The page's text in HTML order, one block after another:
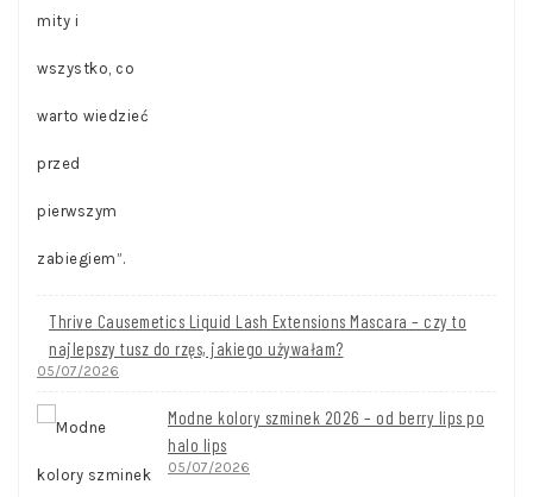
Thrive Causemetics Liquid Lash Extensions Mascara – czy to
najlepszy tusz do rzęs, jakiego używałam?
05/07/2026
Modne kolory szminek 2026 – od berry lips po
halo lips
05/07/2026